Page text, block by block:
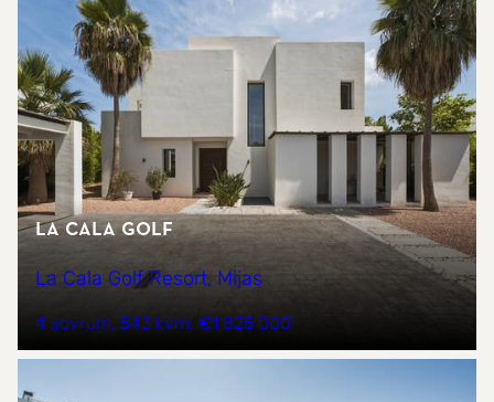
La Cala Golf
La Cala Golf Resort, Mijas
4 sovrum 543 kvm €1 825 000